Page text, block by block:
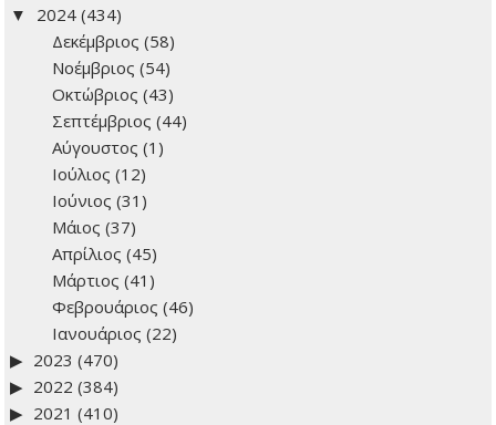
2024 (434)
Δεκέμβριος (58)
Νοέμβριος (54)
Οκτώβριος (43)
Σεπτέμβριος (44)
Αύγουστος (1)
Ιούλιος (12)
Ιούνιος (31)
Μάιος (37)
Απρίλιος (45)
Μάρτιος (41)
Φεβρουάριος (46)
Ιανουάριος (22)
2023 (470)
2022 (384)
2021 (410)